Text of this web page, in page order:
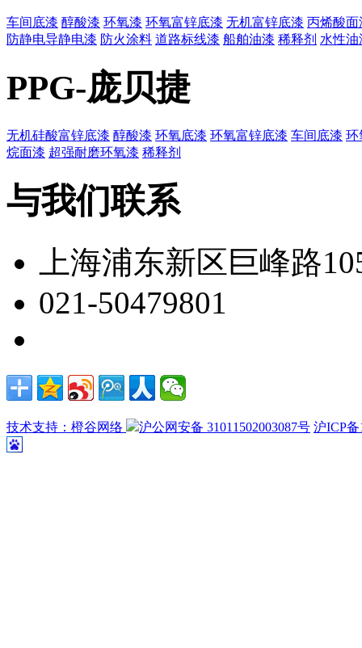
车间底漆 醇酸漆 环氧漆 环氧富锌底漆 无机富锌底漆 丙烯酸面
防静电导静电漆 防火涂料 道路标线漆 船舶油漆 稀释剂 水性油
PPG-庞贝捷
无机硅酸富锌底漆 醇酸漆 环氧底漆 环氧富锌底漆 车间底漆 环
烷面漆 超强耐磨环氧漆 稀释剂
与我们联系
上海浦东新区巨峰路
021-50479801
技术支持：橙谷网络 沪公网安备 31011502003087号 沪ICP备